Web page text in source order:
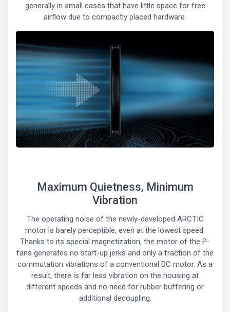
generally in small cases that have little space for free
airflow due to compactly placed hardware.
Maximum Quietness, Minimum
Vibration
The operating noise of the newly-developed ARCTIC
motor is barely perceptible, even at the lowest speed.
Thanks to its special magnetization, the motor of the P-
fans generates no start-up jerks and only a fraction of the
commutation vibrations of a conventional DC motor. As a
result, there is far less vibration on the housing at
different speeds and no need for rubber buffering or
additional decoupling.